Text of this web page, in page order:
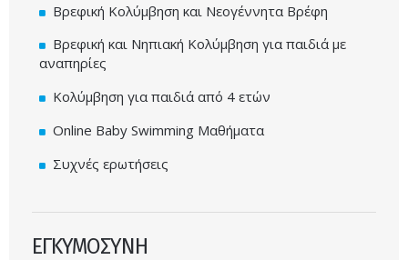
Βρεφική Κολύμβηση και Νεογέννητα Βρέφη
Βρεφική και Νηπιακή Κολύμβηση για παιδιά με
αναπηρίες
Κολύμβηση για παιδιά από 4 ετών
Online Baby Swimming Μαθήματα
Συχνές ερωτήσεις
ΕΓΚΥΜΟΣΥΝΗ